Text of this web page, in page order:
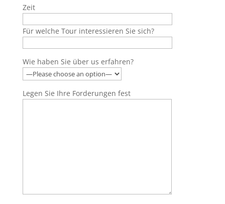
Zeit
Für welche Tour interessieren Sie sich?
Wie haben Sie über us erfahren?
Legen Sie Ihre Forderungen fest